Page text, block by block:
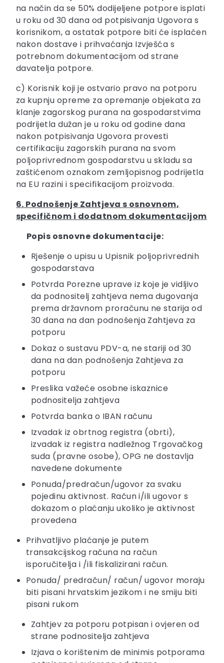
na način da se 50% dodijeljene potpore isplati
u roku od 30 dana od potpisivanja Ugovora s
korisnikom, a ostatak potpore biti će isplaćen
nakon dostave i prihvaćanja Izvješća s
potrebnom dokumentacijom od strane
davatelja potpore.
c) Korisnik koji je ostvario pravo na potporu
za kupnju opreme za opremanje objekata za
klanje zagorskog purana na gospodarstvima
podrijetla dužan je u roku od godine dana
nakon potpisivanja Ugovora provesti
certifikaciju zagorskih purana na svom
poljoprivrednom gospodarstvu u skladu sa
zaštićenom oznakom zemljopisnog podrijetla
na EU razini i specifikacijom proizvoda.
6. Podnošenje Zahtjeva s osnovnom,
specifičnom i dodatnom dokumentacijom
Popis osnovne dokumentacije:
Rješenje o upisu u Upisnik poljoprivrednih
gospodarstava
Potvrda Porezne uprave iz koje je vidljivo
da podnositelj zahtjeva nema dugovanja
prema državnom proračunu ne starija od
30 dana na dan podnošenja Zahtjeva za
potporu
Dokaz o sustavu PDV-a, ne stariji od 30
dana na dan podnošenja Zahtjeva za
potporu
Preslika važeće osobne iskaznice
podnositelja zahtjeva
Potvrda banka o IBAN računu
Izvadak iz obrtnog registra (obrti),
izvadak iz registra nadležnog Trgovačkog
suda (pravne osobe), OPG ne dostavlja
navedene dokumente
Ponuda/predračun/ugovor za svaku
pojedinu aktivnost. Račun i/ili ugovor s
dokazom o plaćanju ukoliko je aktivnost
provedena
Prihvatljivo plaćanje je putem
transakcijskog računa na račun
isporučitelja i /ili fiskalizirani račun.
Ponuda/ predračun/ račun/ ugovor moraju
biti pisani hrvatskim jezikom i ne smiju biti
pisani rukom
Zahtjev za potporu potpisan i ovjeren od
strane podnositelja zahtjeva
Izjava o korištenim de minimis potporama